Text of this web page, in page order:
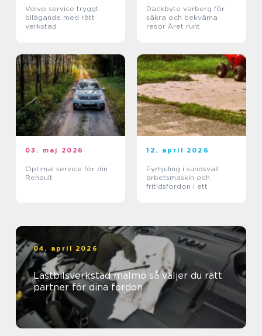
Volvo service tryggt
bilägande med rätt
verkstad
Däckbyte varberg för
säkra och bekväma
resor Året runt
03. maj 2026
Optimal service för din
Renault
12. april 2026
Fyrhjuling i sundsvall
arbetsmaskin och
fritidsfordon i ett
04. april 2026
Lastbilsverkstad malmö så väljer du rätt
partner för dina fordon